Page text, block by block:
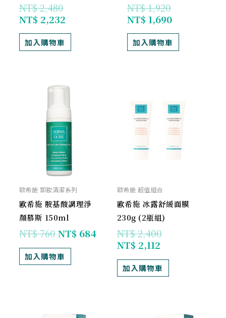
NT$2,480
NT$ 2,232
加入購物車
NT$1,920
NT$ 1,690
加入購物車
歐希施 卸妝清潔系列
歐希施 胺基酸調理淨
顏慕斯 150ml
NT$760
原
格：
NT$ 760。
NT$ 684
NT$ 684。
加入購物車
歐希施 超值組合
歐希施 冰露舒緩面膜
230g (2瓶組)
NT$2,400
價
格：
NT$ 2,400。
NT$ 2,112
價
格：
NT$ 2,112。
加入購物車